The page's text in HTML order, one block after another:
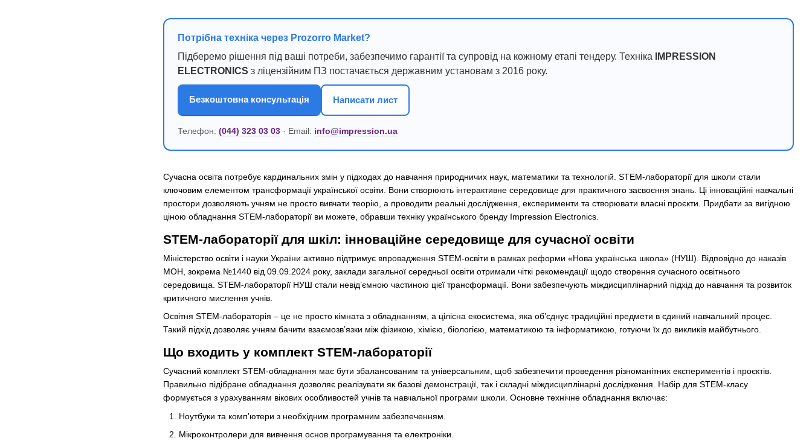
Потрібна техніка через Prozorro Market?
Підберемо рішення під ваші потреби, забезпечимо гарантії та супровід на кожному етапі тендеру. Техніка
IMPRESSION
ELECTRONICS з ліцензійним ПЗ постачається державним установам з 2016 року.
Безкоштовна консультація Написати лист
Телефон: (044) 323 03 03 · Email: info@impression.ua
Сучасна освіта потребує кардинальних змін у підходах до навчання природничих наук, математики та технологій. STEM-лабораторії для школи стали
ключовим елементом трансформації української освіти. Вони створюють інтерактивне середовище для практичного засвоєння знань. Ці інноваційні навчальні
простори дозволяють учням не просто вивчати теорію, а проводити реальні дослідження, експерименти та створювати власні проєкти. Придбати за вигідною
ціною обладнання STEM-лабораторії ви можете, обравши техніку українського бренду Impression Electronics.
STEM-лабораторії для шкіл: інноваційне середовище для сучасної освіти
Міністерство освіти і науки України активно підтримує впровадження STEM-освіти в рамках реформи «Нова українська школа» (НУШ). Відповідно до наказів
МОН, зокрема №1440 від 09.09.2024 року, заклади загальної середньої освіти отримали чіткі рекомендації щодо створення сучасного освітнього
середовища. STEM-лабораторії НУШ стали невід’ємною частиною цієї трансформації. Вони забезпечують міждисциплінарний підхід до навчання та розвиток
критичного мислення учнів.
Освітня STEM-лабораторія – це не просто кімната з обладнанням, а цілісна екосистема, яка об’єднує традиційні предмети в єдиний навчальний процес.
Такий підхід дозволяє учням бачити взаємозв’язки між фізикою, хімією, біологією, математикою та інформатикою, готуючи їх до викликів майбутнього.
Що входить у комплект STEM-лабораторії
Сучасний комплект STEM-обладнання має бути збалансованим та універсальним, щоб забезпечити проведення різноманітних експериментів і проєктів.
Правильно підібране обладнання дозволяє реалізувати як базові демонстрації, так і складні міждисциплінарні дослідження. Набір для STEM-класу
формується з урахуванням вікових особливостей учнів та навчальної програми школи. Основне технічне обладнання включає:
Ноутбуки та комп’ютери з необхідним програмним забезпеченням.
Мікроконтролери для вивчення основ програмування та електроніки.